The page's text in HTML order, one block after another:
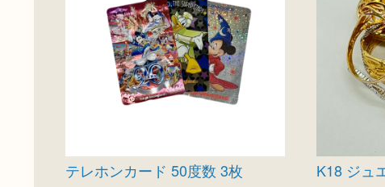
テレホンカード 50度数 3枚 K18 ジュ